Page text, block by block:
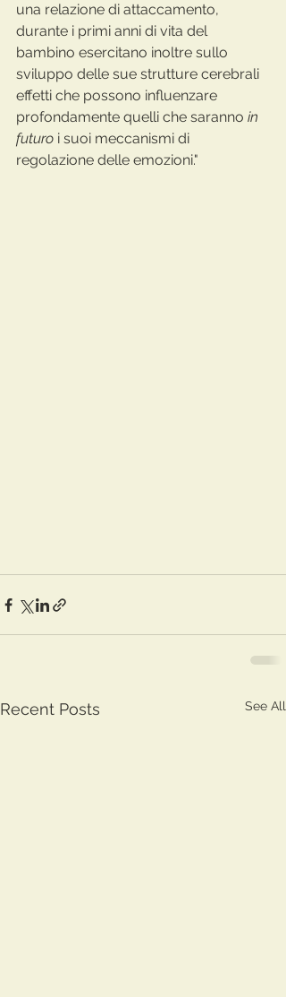
una relazione di attaccamento,
durante i primi anni di vita del
bambino esercitano inoltre sullo
sviluppo delle sue strutture cerebrali
effetti che possono influenzare
profondamente quelli che saranno in
futuro i suoi meccanismi di
regolazione delle emozioni."
Recent Posts See All